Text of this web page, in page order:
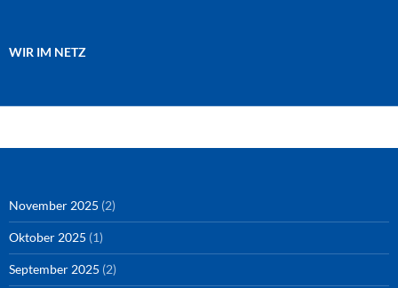
WIR IM NETZ
November 2025 (2)
Oktober 2025 (1)
September 2025 (2)